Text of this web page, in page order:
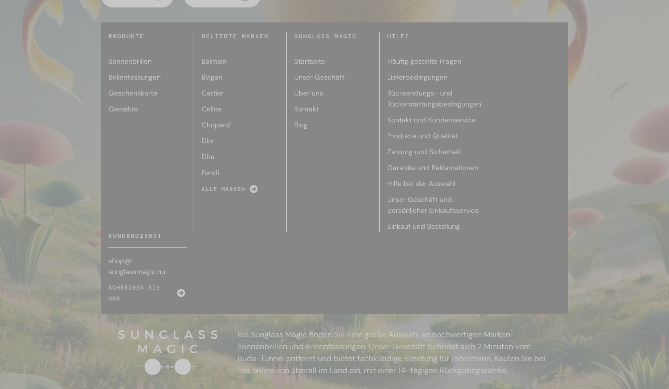
PRODUKTE
Sonnenbrillen
Brillenfassungen
Geschenkkarte
Gemälde
BELIEBTE MARKEN
Balmain
Bvlgari
Cartier
Celine
Chopard
Dior
Dita
Fendi
ALLE MARKEN
SUNGLASS MAGIC
Startseite
Unser Geschäft
Über uns
Kontakt
Blog
HILFE
Häufig gestellte Fragen
Lieferbedingungen
Rücksendungs- und
Rückerstattungsbedingungen
Kontakt und Kundenservice
Produkte und Qualität
Zahlung und Sicherheit
Garantie und Reklamationen
Hilfe bei der Auswahl
Unser Geschäft und
persönlicher Einkaufsservice
Einkauf und Bestellung
KUNDENDIENST
shop@
sunglassmagic.hu
SCHREIBEN SIE
UNS
Bei Sunglass Magic finden Sie eine große Auswahl an hochwertigen Marken-
Sonnenbrillen und Brillenfassungen. Unser Geschäft befindet sich 2 Minuten vom
Buda-Tunnel entfernt und bietet fachkundige Beratung für jedermann. Kaufen Sie bei
uns online von überall im Land ein, mit einer 14-tägigen Rückgabegarantie.